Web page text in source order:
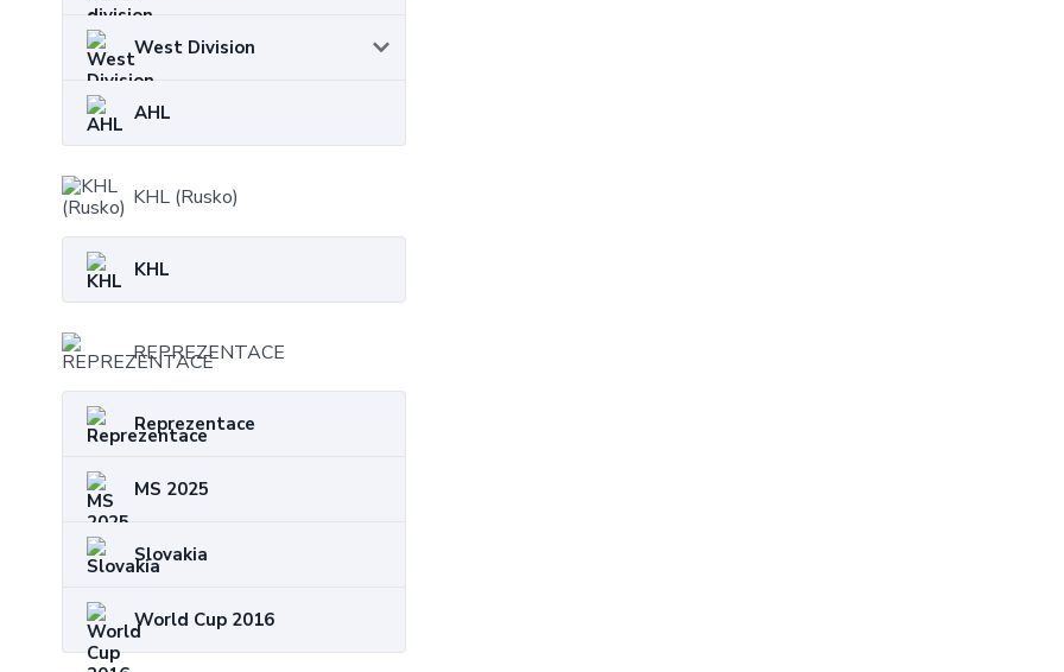
West Division
AHL
KHL (Rusko)
KHL
REPREZENTACE
Reprezentace
MS 2025
Slovakia
World Cup 2016